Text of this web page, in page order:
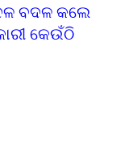
ବଦଳ କଲେ
କେଉଁଠି